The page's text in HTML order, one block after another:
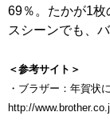
69％。たかが1枚
スシーンでも、
＜参考サイト＞
・ブラザー：年賀状
http://